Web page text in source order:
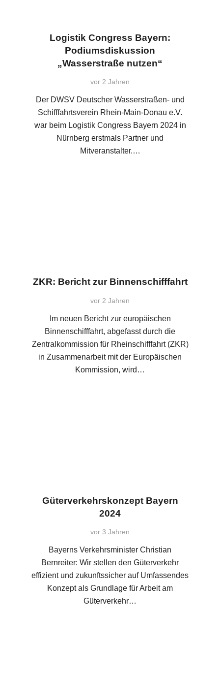
Logistik Congress Bayern:
Podiumsdiskussion
„Wasserstraße nutzen“
vor 2 Jahren
Der DWSV Deutscher Wasserstraßen- und
Schifffahrtsverein Rhein-Main-Donau e.V.
war beim Logistik Congress Bayern 2024 in
Nürnberg erstmals Partner und
Mitveranstalter.…
ZKR: Bericht zur Binnenschifffahrt
vor 2 Jahren
Im neuen Bericht zur europäischen
Binnenschifffahrt, abgefasst durch die
Zentralkommission für Rheinschifffahrt (ZKR)
in Zusammenarbeit mit der Europäischen
Kommission, wird…
Güterverkehrskonzept Bayern
2024
vor 3 Jahren
Bayerns Verkehrsminister Christian
Bernreiter: Wir stellen den Güterverkehr
effizient und zukunftssicher auf Umfassendes
Konzept als Grundlage für Arbeit am
Güterverkehr…